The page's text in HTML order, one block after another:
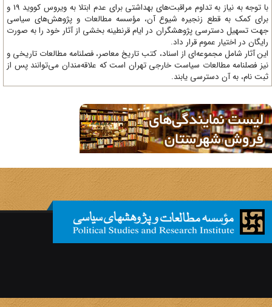
با توجه به نیاز به تداوم مراقبت‌های بهداشتی برای عدم ابتلا به ویروس کووید 19 و
کمک به قطع زنجیره شیوع آن، مؤسسه مطالعات و پژوهش‌های سیاسی
تسهیل دسترسی پژوهشگران در ایام قرنطینه بخشی از آثار خود را به صورت
در اختیار عموم قرار داد.
آثار شامل مجموعه‌ای از اسناد، کتب تاریخ معاصر، فصلنامه‌ مطالعات تاریخی و
فصلنامه مطالعات سیاست خارجی تهران است که علاقه‌مندان می‌توانند پس از
نام، به آن دسترسی یابند.